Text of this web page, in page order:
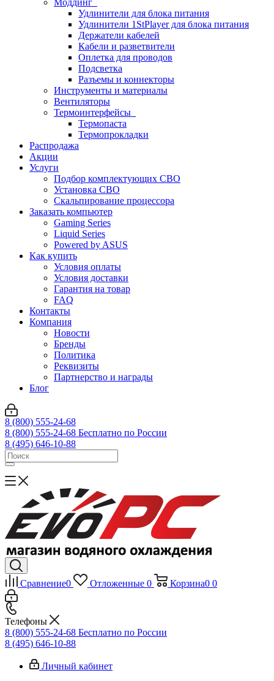
Моддинг
Удлинители для блока питания
Удлинители 1StPlayer для блока питания
Держатели кабелей
Кабели и разветвители
Оплетка для проводов
Подсветка
Разъемы и коннекторы
Инструменты и материалы
Вентиляторы
Термоинтерфейсы
Термопаста
Термопрокладки
Распродажа
Акции
Услуги
Подбор комплектующих СВО
Установка СВО
Скальпирование процессора
Заказать компьютер
Gaming Series
Liquid Series
Powered by ASUS
Как купить
Условия оплаты
Условия доставки
Гарантия на товар
FAQ
Контакты
Компания
Новости
Бренды
Политика
Реквизиты
Партнерство и награды
Блог
8 (800) 555-24-68
8 (800) 555-24-68 Бесплатно по России
8 (495) 646-10-88
Сравнение0 Отложенные 0 Корзина0 0
Телефоны
8 (800) 555-24-68 Бесплатно по России
8 (495) 646-10-88
Личный кабинет